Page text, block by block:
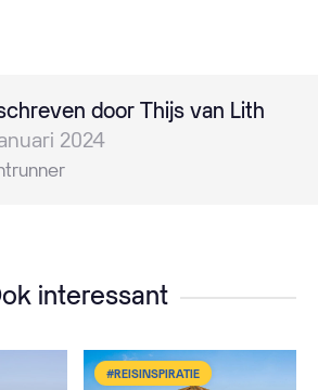
door Thijs van Lith
2024
interessant
#REISINSPIRATIE